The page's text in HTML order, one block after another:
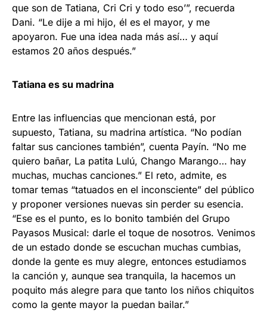
que son de Tatiana, Cri Cri y todo eso’”, recuerda
Dani. “Le dije a mi hijo, él es el mayor, y me
apoyaron. Fue una idea nada más así… y aquí
estamos 20 años después.”
Tatiana es su madrina
Entre las influencias que mencionan está, por
supuesto, Tatiana, su madrina artística. “No podían
faltar sus canciones también”, cuenta Payín. “No me
quiero bañar, La patita Lulú, Chango Marango… hay
muchas, muchas canciones.” El reto, admite, es
tomar temas “tatuados en el inconsciente” del público
y proponer versiones nuevas sin perder su esencia.
“Ese es el punto, es lo bonito también del Grupo
Payasos Musical: darle el toque de nosotros. Venimos
de un estado donde se escuchan muchas cumbias,
donde la gente es muy alegre, entonces estudiamos
la canción y, aunque sea tranquila, la hacemos un
poquito más alegre para que tanto los niños chiquitos
como la gente mayor la puedan bailar.”